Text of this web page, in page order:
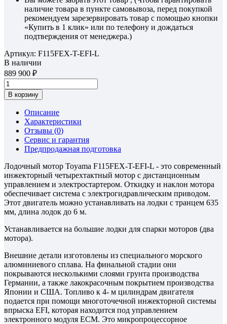
наличие товара в пункте самовывоза, перед покупкой
рекомендуем зарезервировать товар с помощью кнопки
«Купить в 1 клик» или по телефону и дождаться
подтверждения от менеджера.)
Артикул: F115FEX-T-EFI-L
В наличии
889 900
В корзину
Описание
Характеристики
Отзывы (0)
Сервис и гарантия
Предпродажная подготовка
Лодочный мотор Toyama F115FEX-T-EFI-L - это современный
инжекторный четырехтактный мотор с дистанционным
управлением и электростартером. Откидку и наклон мотора
обеспечивает система с электрогидравлическим приводом.
Этот двигатель можно устанавливать на лодки с транцем 635
мм, длина лодок до 6 м.
Устанавливается на большие лодки для спарки моторов (два
мотора).
Внешние детали изготовлены из специального морского
алюминиевого сплава. На финальной стадии они
покрываются несколькими слоями грунта производства
Германии, а также лакокрасочным покрытием производства
Японии и США. Топливо к 4- м цилиндрам двигателя
подается при помощи многоточечной инжекторной системы
впрыска EFI, которая находится под управлением
электронного модуля ECM. Это микропроцессорное